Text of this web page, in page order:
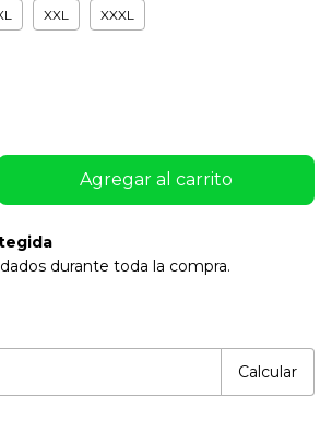
XXL XXXL
durante toda la compra.
Calcular